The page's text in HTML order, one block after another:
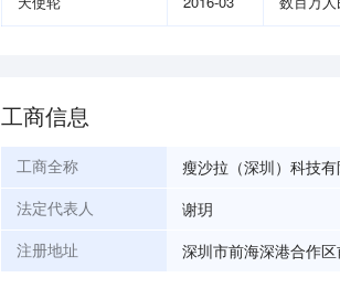
工商信息
工商全称 瘦沙拉（深圳）科技有
法定代表人 谢玥
注册地址 深圳市前海深港合作